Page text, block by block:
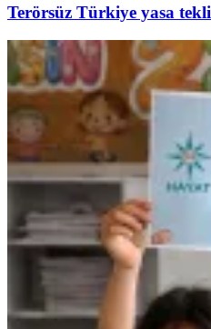
Terörsüz Türkiye yasa